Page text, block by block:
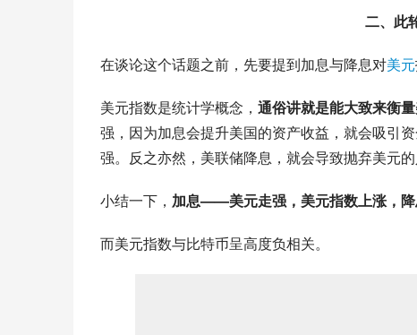
二、 此
在谈论这个话题之前，先要提到加息与降息对美元
美元指数是统计学概念， 通俗讲就是能大致来衡量
强，因为加息会提升美国的资产收益，就会吸引
强。反之亦然，美联储降息，就会导致抛弃美元
小结一下， 加息——美元走强，美元指数上涨，
而美元指数与比特币呈高度负相关。